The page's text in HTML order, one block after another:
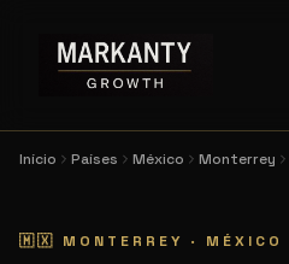
Início Países México Monterrey
🇲🇽 MONTERREY · MÉXICO